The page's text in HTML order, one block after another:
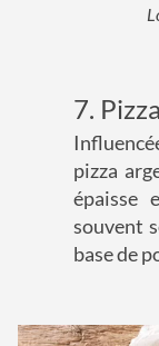
7.
pizza
épaisse
souvent
base de